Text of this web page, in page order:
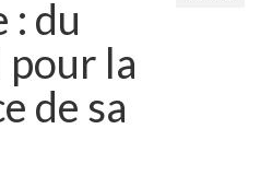
: du
la
de sa